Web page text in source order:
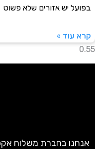
יש אזורים שלא פשוט
»
בחברת משלוח אקספרס